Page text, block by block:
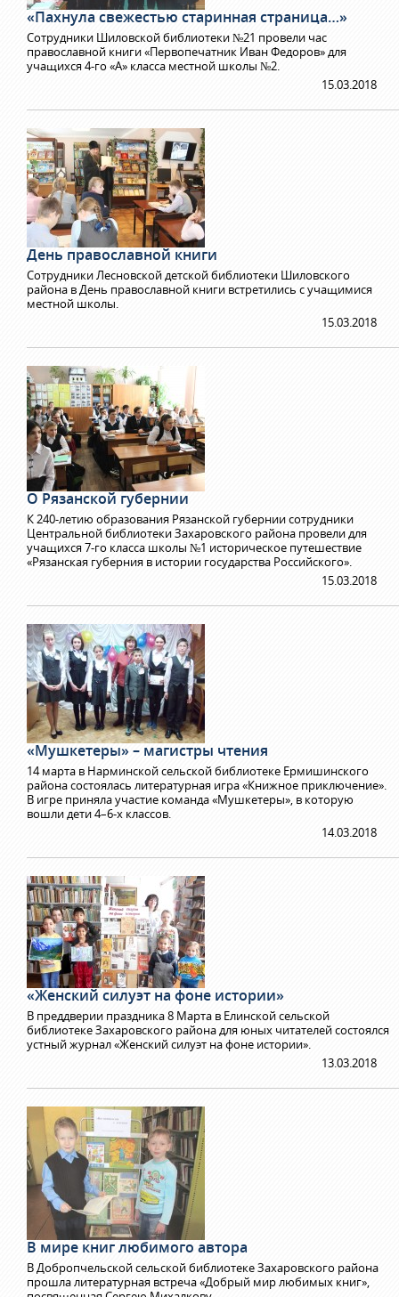
«Пахнула свежестью старинная страница…»
Сотрудники Шиловской библиотеки №21 провели час
православной книги «Первопечатник Иван Федоров» для
учащихся 4-го «А» класса местной школы №2.
15.03.2018
День православной книги
Сотрудники Лесновской детской библиотеки Шиловского
района в День православной книги встретились с учащимися
местной школы.
15.03.2018
О Рязанской губернии
К 240-летию образования Рязанской губернии сотрудники
Центральной библиотеки Захаровского района провели для
учащихся 7-го класса школы №1 историческое путешествие
«Рязанская губерния в истории государства Российского».
15.03.2018
«Мушкетеры» – магистры чтения
14 марта в Нарминской сельской библиотеке Ермишинского
района состоялась литературная игра «Книжное приключение».
В игре приняла участие команда «Мушкетеры», в которую
вошли дети 4–6-х классов.
14.03.2018
«Женский силуэт на фоне истории»
В преддверии праздника 8 Марта в Елинской сельской
библиотеке Захаровского района для юных читателей состоялся
устный журнал «Женский силуэт на фоне истории».
13.03.2018
В мире книг любимого автора
В Добропчельской сельской библиотеке Захаровского района
прошла литературная встреча «Добрый мир любимых книг»,